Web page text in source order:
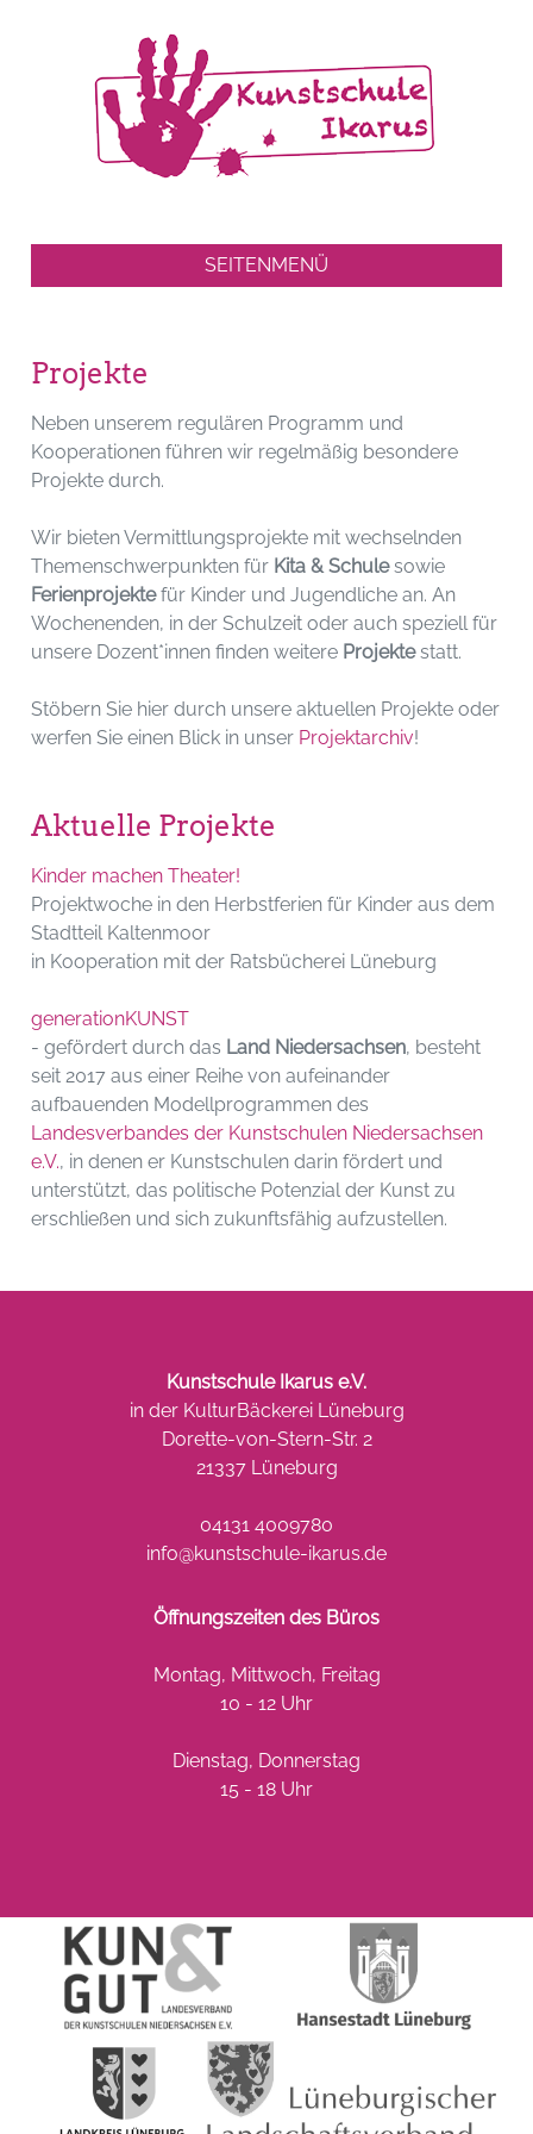
SEITENMENÜ
Projekte
Neben unserem regulären Programm und
Kooperationen führen wir regelmäßig besondere
Projekte durch.
Wir bieten Vermittlungsprojekte mit wechselnden
Themenschwerpunkten für Kita & Schulesowie
Ferienprojektefür Kinder und Jugendliche an. An
Wochenenden, in der Schulzeit oder auch speziell für
unsere Dozent*innen finden weitere Projektestatt.
Stöbern Sie hier durch unsere aktuellen Projekte oder
werfen Sie einen Blick in unser Projektarchiv!
Aktuelle Projekte
Kinder machen Theater!
Projektwoche in den Herbstferien für Kinder aus dem
Stadtteil Kaltenmoor
in Kooperation mit der Ratsbücherei Lüneburg
generationKUNST
- gefördert durch das Land Niedersachsen, besteht
seit 2017 aus einer Reihe von aufeinander
aufbauenden Modellprogrammen des
Landesverbandes der Kunstschulen Niedersachsen
e.V., in denen er Kunstschulen darin fördert und
unterstützt, das politische Potenzial der Kunst zu
erschließen und sich zukunftsfähig aufzustellen.
Kunstschule Ikarus e.V.
in der KulturBäckerei Lüneburg
Dorette-von-Stern-Str. 2
21337 Lüneburg
04131 4009780
info@kunstschule-ikarus.de
Öffnungszeiten des Büros
Montag, Mittwoch, Freitag
10 - 12 Uhr
Dienstag, Donnerstag
15 - 18 Uhr